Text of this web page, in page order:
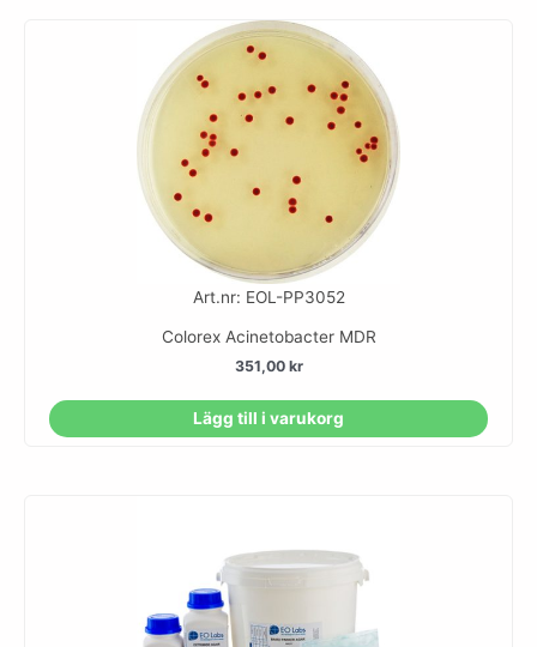
Art.nr: EOL-PP3052
Colorex Acinetobacter MDR
351,00 kr
Lägg till i varukorg